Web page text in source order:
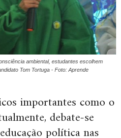
ambiental, estudantes escolhem
Tom Tortuga - Foto: Aprende
importantes como o
debate-se
política nas